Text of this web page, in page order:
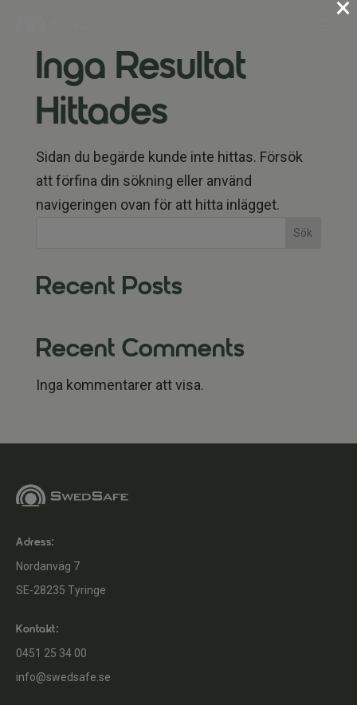
Inga Resultat
Hittades
Sidan du begärde kunde inte hittas. Försök
att förfina din sökning eller använd
navigeringen ovan för att hitta inlägget.
Sök
Recent Posts
Recent Comments
Inga kommentarer att visa.
Adress:
Nordanväg 7
SE-28235 Tyringe
Kontakt:
0451 25 34 00
info@swedsafe.se
×